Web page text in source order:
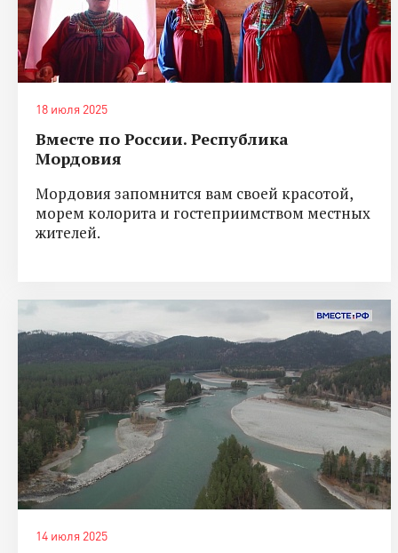
18 июля 2025
Вместе по России. Республика
Мордовия
Мордовия запомнится вам своей красотой,
морем колорита и гостеприимством местных
жителей.
14 июля 2025